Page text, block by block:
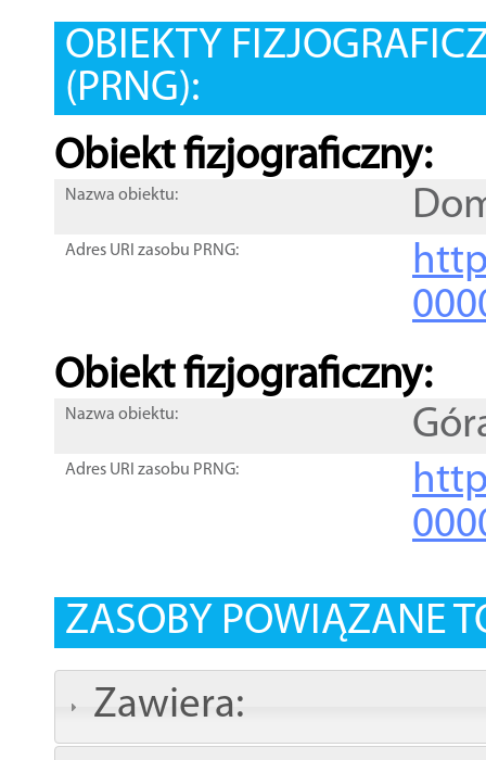
OBIEKTY
(PRNG):
Obiekt fizjograficzny:
Nazwa obiektu:
Adres URI zasobu PRNG:
Obiekt fizjograficzny:
Nazwa obiektu:
Adres URI zasobu PRNG:
ZASOBY POWIĄZANE
Zawiera: